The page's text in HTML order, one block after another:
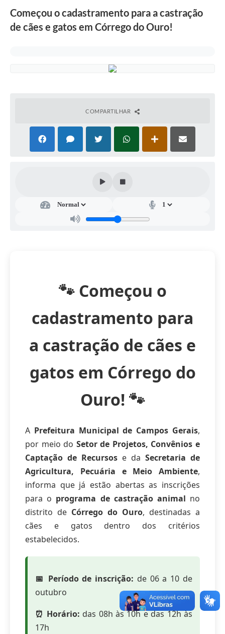
Começou o cadastramento para a castração
de cães e gatos em Córrego do Ouro!
COMPARTILHAR
🐾Começou o
cadastramento para
a castração de cães e
gatos em Córrego do
Ouro! 🐾
A Prefeitura Municipal de Campos Gerais,
por meio do Setor de Projetos, Convênios e
Captação de Recursos e da Secretaria de
Agricultura, Pecuária e Meio Ambiente,
informa que já estão abertas as inscrições
para o programa de castração animal no
distrito de Córrego do Ouro, destinadas a
cães e gatos dentro dos critérios
estabelecidos.
📅 Período de inscrição: de 06 a 10 de
outubro
⏰ Horário: das 08h às 10h e das 12h às
17h